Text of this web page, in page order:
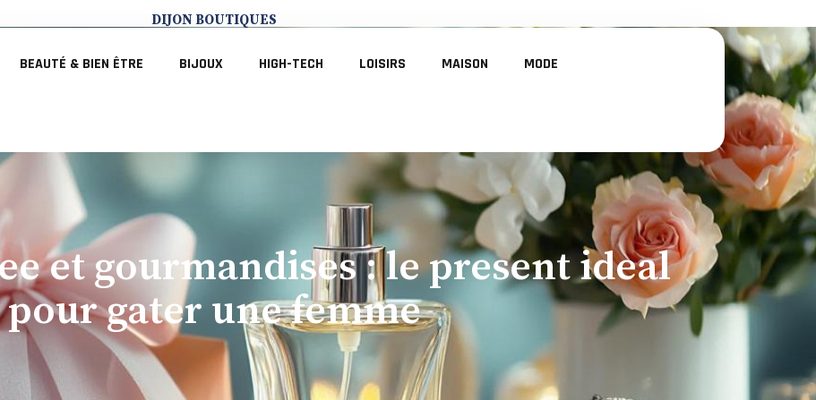
DIJON BOUTIQUES
BEAUTÉ & BIEN ÊTRE BIJOUX HIGH-TECH LOISIRS MAISON MODE
et gourmandises : le present ideal
pour gater une femme